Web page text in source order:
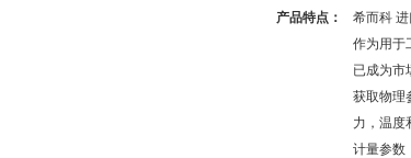
产品特点：
希而科
作为用于
已成为市
获取物理
力，温度
计量参数